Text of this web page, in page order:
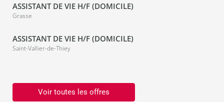
ASSISTANT DE VIE H/F (DOMICILE)
Grasse
ASSISTANT DE VIE H/F (DOMICILE)
Saint-Vallier-de-Thiey
Voir toutes les offres